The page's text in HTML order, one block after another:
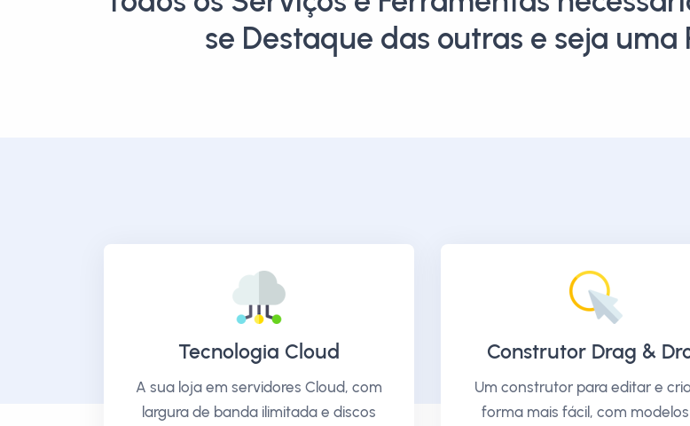
se Destaque das outras e seja
Tecnologia Cloud
A sua loja em servidores Cloud, com
largura de banda ilimitada e discos
Construtor Drag &
Um construtor para editar e
forma mais fácil, com